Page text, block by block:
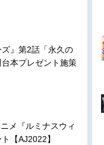
』第2話「永久の
本プレゼント施策
メ『ルミナスウィ
【AJ2022】